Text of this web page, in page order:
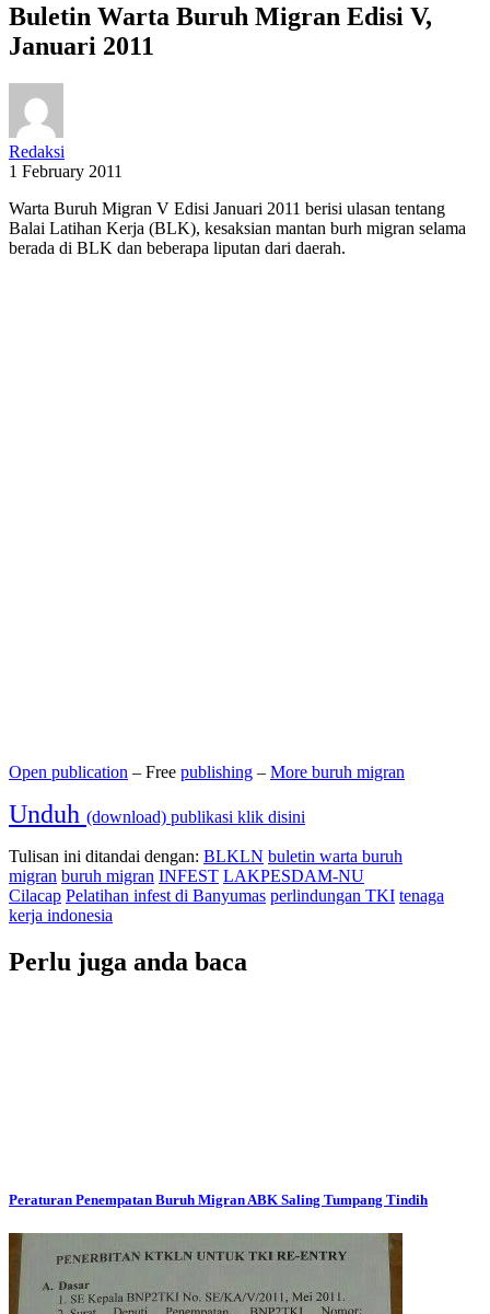
Buletin Warta Buruh Migran Edisi V,
Januari 2011
Redaksi
1 February 2011
Warta Buruh Migran V Edisi Januari 2011 berisi ulasan tentang
Balai Latihan Kerja (BLK), kesaksian mantan burh migran selama
berada di BLK dan beberapa liputan dari daerah.
Open publication – Free publishing – More buruh migran
Unduh (download) publikasi klik disini
Tulisan ini ditandai dengan: BLKLN buletin warta buruh
migran buruh migran INFEST LAKPESDAM-NU
Cilacap Pelatihan infest di Banyumas perlindungan TKI tenaga
kerja indonesia
Perlu juga anda baca
Peraturan Penempatan Buruh Migran ABK Saling Tumpang Tindih